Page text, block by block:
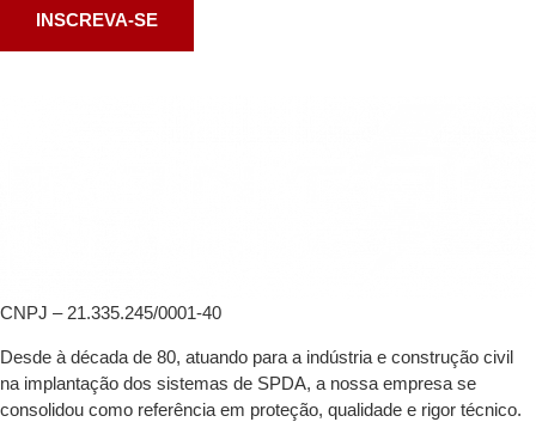
CNPJ – 21.335.245/0001-40
Desde à década de 80, atuando para a indústria e construção civil
na implantação dos sistemas de SPDA, a nossa empresa se
consolidou como referência em proteção, qualidade e rigor técnico.